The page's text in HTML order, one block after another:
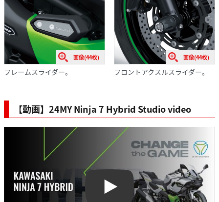
画像(44枚)
フレームスライダー。
画像(44枚)
フロントアクスルスライダー。
【動画】24MY Ninja 7 Hybrid Studio video
Play